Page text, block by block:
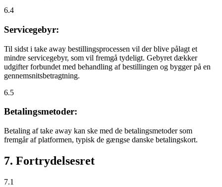
6.4
Servicegebyr:
Til sidst i take away bestillingsprocessen vil der blive pålagt et
mindre servicegebyr, som vil fremgå tydeligt. Gebyret dækker
udgifter forbundet med behandling af bestillingen og bygger på en
gennemsnitsbetragtning.
6.5
Betalingsmetoder:
Betaling af take away kan ske med de betalingsmetoder som
fremgår af platformen, typisk de gængse danske betalingskort.
7. Fortrydelsesret
7.1